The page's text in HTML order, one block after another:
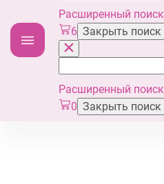
Расширенный поиск
6 Закрыть поиск
Расширенный поиск
0 Закрыть поиск